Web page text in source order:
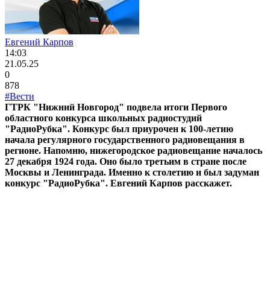
Евгений Карпов
14:03
21.05.25
0
878
#Вести
ГТРК "Нижний Новгород" подвела итоги Первого
областного конкурса школьных радиостудий
"РадиоРубка". Конкурс был приурочен к 100-летию
начала регулярного государственного радиовещания в
регионе. Напомню, нижегородское радиовещание началось
27 декабря 1924 года. Оно было третьим в стране после
Москвы и Ленинграда. Именно к столетию и был задуман
конкурс "РадиоРубка". Евгений Карпов расскажет.